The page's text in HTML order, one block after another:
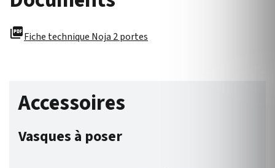
picture_as_pdfFiche technique Noja 2 portes
Accessoires
Vasques à poser